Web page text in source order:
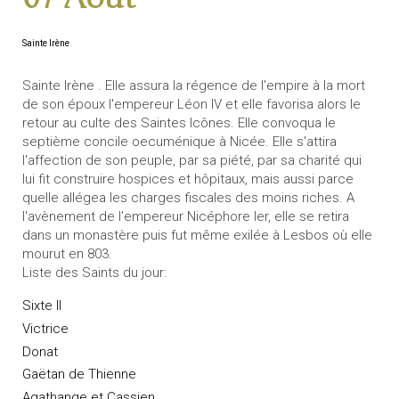
Sainte Irène
Sainte Irène . Elle assura la régence de l'empire à la mort
de son époux l'empereur Léon IV et elle favorisa alors le
retour au culte des Saintes Icônes. Elle convoqua le
septième concile oecuménique à Nicée. Elle s'attira
l'affection de son peuple, par sa piété, par sa charité qui
lui fit construire hospices et hôpitaux, mais aussi parce
quelle allégea les charges fiscales des moins riches. A
l'avènement de l'empereur Nicéphore Ier, elle se retira
dans un monastère puis fut même exilée à Lesbos où elle
mourut en 803.
Liste des Saints du jour:
Sixte II
Victrice
Donat
Gaëtan de Thienne